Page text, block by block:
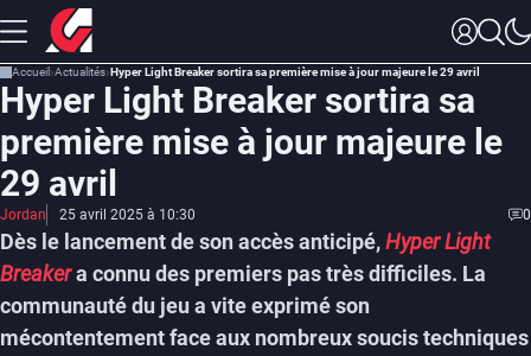
Accueil Actualités Hyper Light Breaker sortira sa première mise à jour majeure le 29 avril
Hyper Light Breaker sortira sa
première mise à jour majeure le
29 avril
Jordan 25 avril 2025 à 10:30 0
Dès le lancement de son accès anticipé,Hyper Light
Breakera connu des premiers pas très difficiles. La
communauté du jeu a vite exprimé son
mécontentement face aux nombreux soucis techniques